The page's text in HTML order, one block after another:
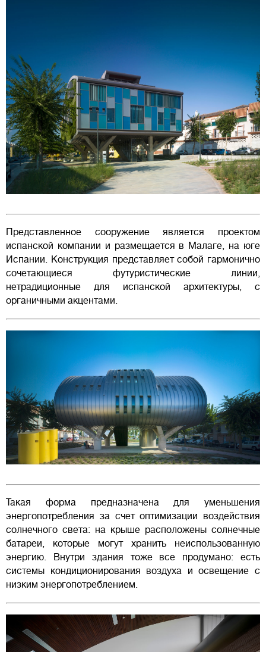
Представленное сооружение является проектом
испанской компании и размещается в Малаге, на юге
Испании. Конструкция представляет собой гармонично
сочетающиеся футуристические линии,
нетрадиционные для испанской архитектуры, с
органичными акцентами.
Такая форма предназначена для уменьшения
энергопотребления за счет оптимизации воздействия
солнечного света: на крыше расположены солнечные
батареи, которые могут хранить неиспользованную
энергию. Внутри здания тоже все продумано: есть
системы кондиционирования воздуха и освещение с
низким энергопотреблением.